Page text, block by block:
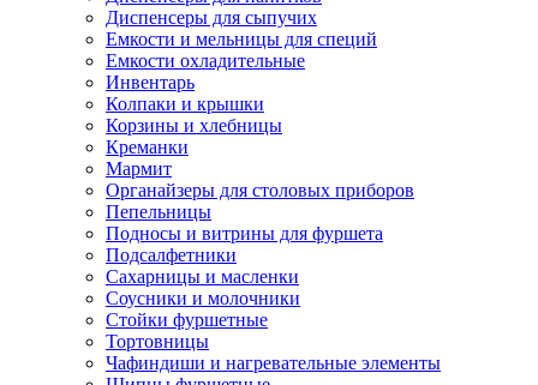
Диспенсеры для сыпучих
Емкости и мельницы для специй
Емкости охладительные
Инвентарь
Колпаки и крышки
Корзины и хлебницы
Креманки
Мармит
Органайзеры для столовых приборов
Пепельницы
Подносы и витрины для фуршета
Подсалфетники
Сахарницы и масленки
Соусники и молочники
Стойки фуршетные
Тортовницы
Чафиндиши и нагревательные элементы